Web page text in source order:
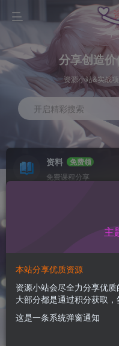
分享创造
资源小站&实战
开启精彩搜索
资料
免费领
免费课程分享
掌握 AI 写作秘籍，
之旅
1年前更新
主
本站分享优质资源
资源小站会尽全力分享优
大部分都是通过积分获取
这是一条系统弹窗通知